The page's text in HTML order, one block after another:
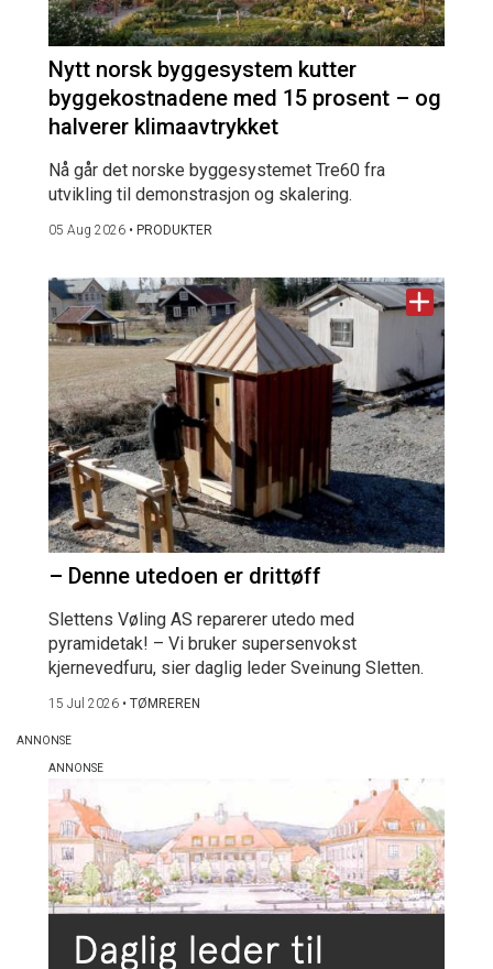
Nytt norsk byggesystem kutter
byggekostnadene med 15 prosent – og
halverer klimaavtrykket
Nå går det norske byggesystemet Tre60 fra
utvikling til demonstrasjon og skalering.
05 Aug 2026 • PRODUKTER
– Denne utedoen er drittøff
Slettens Vøling AS reparerer utedo med
pyramidetak! – Vi bruker supersenvokst
kjernevedfuru, sier daglig leder Sveinung Sletten.
15 Jul 2026 • TØMREREN